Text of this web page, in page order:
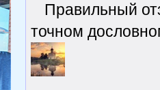
Правильный
точном